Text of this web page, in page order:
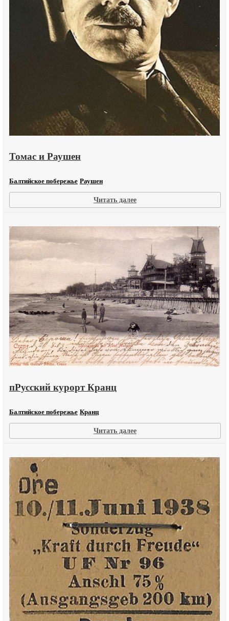
Томас и Раушен
Балтийское побережье Раушен
Читать далее:
Томас
Раушен
пРусский курорт Кранц
Балтийское побережье Кранц
Читать далее:
пРусский
Кранц